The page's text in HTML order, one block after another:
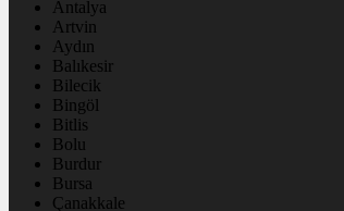
Antalya
Artvin
Aydın
Balıkesir
Bilecik
Bingöl
Bitlis
Bolu
Burdur
Bursa
Çanakkale